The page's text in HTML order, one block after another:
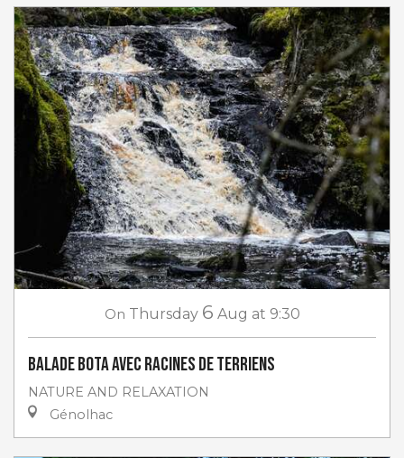
On Thursday 6 Aug at 9:30
Balade Bota avec Racines de Terriens
NATURE AND RELAXATION
Génolhac